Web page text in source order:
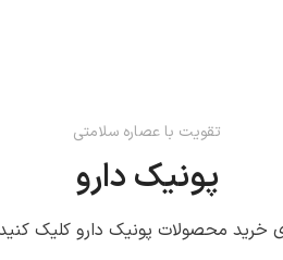
تقویت با عصاره سلامتی
پونیک دارو
خرید محصولات پونیک دارو کلیک